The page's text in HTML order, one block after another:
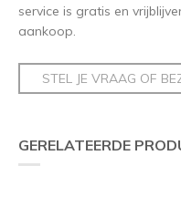
service is gratis en
aankoop.
STEL JE VRAAG OF
GERELATEERDE